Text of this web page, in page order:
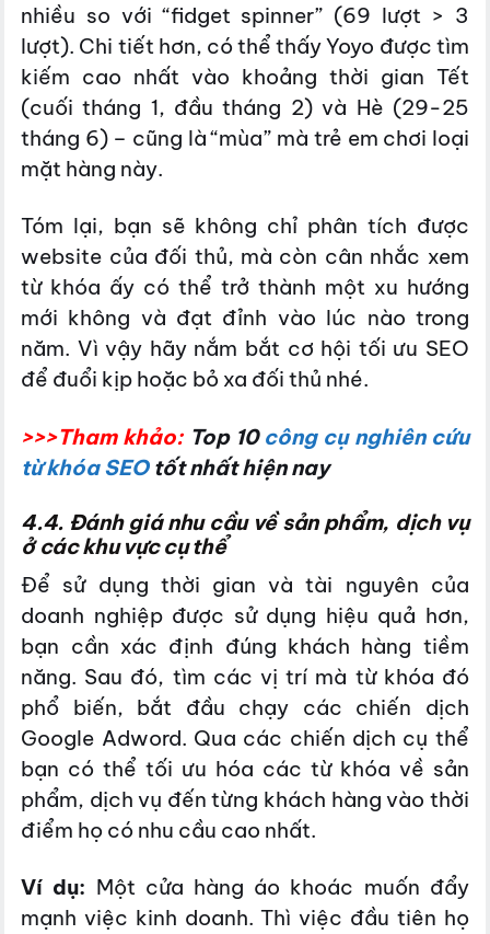
nhiều so với “fidget spinner” (69 lượt > 3
lượt). Chi tiết hơn, có thể thấy Yoyo được tìm
kiếm cao nhất vào khoảng thời gian Tết
(cuối tháng 1, đầu tháng 2) và Hè (29-25
tháng 6) – cũng là “mùa” mà trẻ em chơi loại
mặt hàng này.
Tóm lại, bạn sẽ không chỉ phân tích được
website của đối thủ, mà còn cân nhắc xem
từ khóa ấy có thể trở thành một xu hướng
mới không và đạt đỉnh vào lúc nào trong
năm. Vì vậy hãy nắm bắt cơ hội tối ưu SEO
để đuổi kịp hoặc bỏ xa đối thủ nhé.
>>>Tham khảo:Top 10 công cụ nghiên cứu
từ khóa SEOtốt nhất hiện nay
4.4. Đánh giá nhu cầu về sản phẩm, dịch vụ
ở các khu vực cụ thể
Để sử dụng thời gian và tài nguyên của
doanh nghiệp được sử dụng hiệu quả hơn,
bạn cần xác định đúng khách hàng tiềm
năng. Sau đó, tìm các vị trí mà từ khóa đó
phổ biến, bắt đầu chạy các chiến dịch
Google Adword. Qua các chiến dịch cụ thể
bạn có thể tối ưu hóa các từ khóa về sản
phẩm, dịch vụ đến từng khách hàng vào thời
điểm họ có nhu cầu cao nhất.
Ví dụ: Một cửa hàng áo khoác muốn đẩy
mạnh việc kinh doanh. Thì việc đầu tiên họ